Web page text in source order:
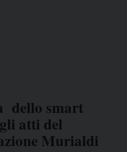
dello smart
atti del
Murialdi